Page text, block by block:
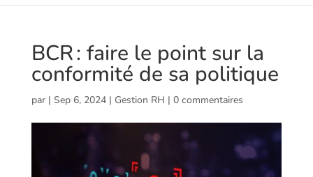
BCR : faire le point sur la
conformité de sa politique
par | Sep 6, 2024| Gestion RH | 0 commentaires